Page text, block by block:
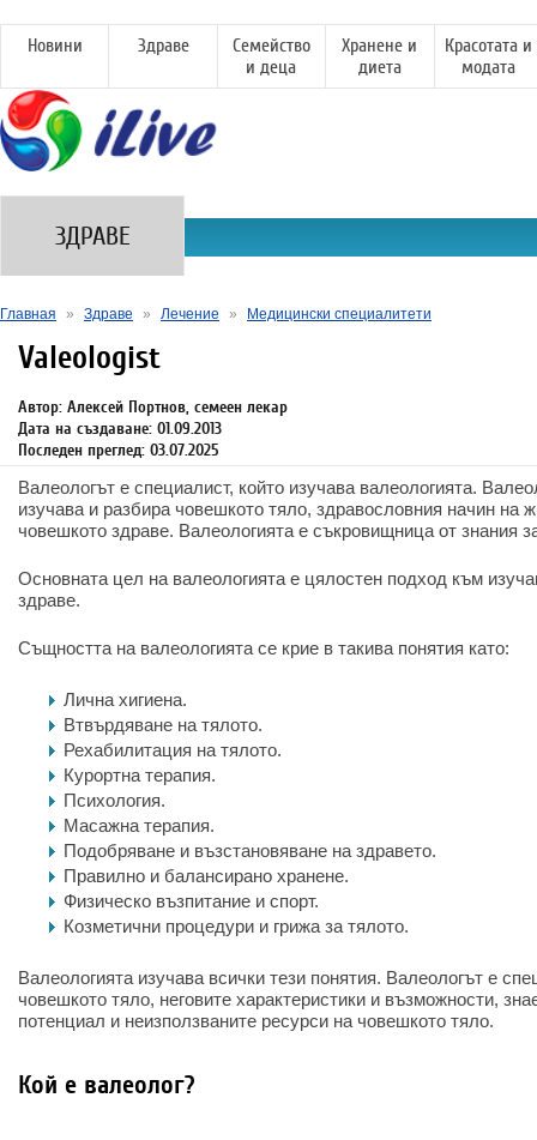
Новини Здраве
Семейство
и деца
Хранене и
диета
Красотата и
модата
ЗДРАВЕ
Главная » Здраве » Лечение » Медицински специалитети
Valeologist
Автор: Алексей Портнов, семеен лекар
Дата на създаване: 01.09.2013
Последен преглед: 03.07.2025
Валеологът е специалист, който изучава валеологията.
изучава и разбира човешкото тяло, здравословния начин на
човешкото здраве. Валеологията е съкровищница от знания
Основната цел на валеологията е цялостен подход към
здраве.
Същността на валеологията се крие в такива понятия като:
Лична хигиена.
Втвърдяване на тялото.
Рехабилитация на тялото.
Курортна терапия.
Психология.
Масажна терапия.
Подобряване и възстановяване на здравето.
Правилно и балансирано хранене.
Физическо възпитание и спорт.
Козметични процедури и грижа за тялото.
Валеологията изучава всички тези понятия. Валеологът е
човешкото тяло, неговите характеристики и възможности,
потенциал и неизползваните ресурси на човешкото тяло.
Кой е валеолог?